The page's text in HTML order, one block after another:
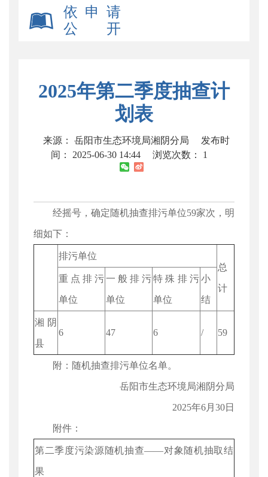
依 申 请
公 开
2025年第二季度抽查计
划表
来源： 岳阳市生态环境局湘阴分局
发布时
间： 2025-06-30 14:44
浏览次数： 445
经摇号，确定随机抽查排污单位59家次，明
细如下：
排污单位
总
计
重点排污
单位
一般排污
单位
特殊排污
单位
小
结
湘阴
县
6 47 6 / 59
附：随机抽查排污单位名单。
岳阳市生态环境局湘阴分局
2025年6月30日
附件：
第二季度污染源随机抽查——对象随机抽取结
果